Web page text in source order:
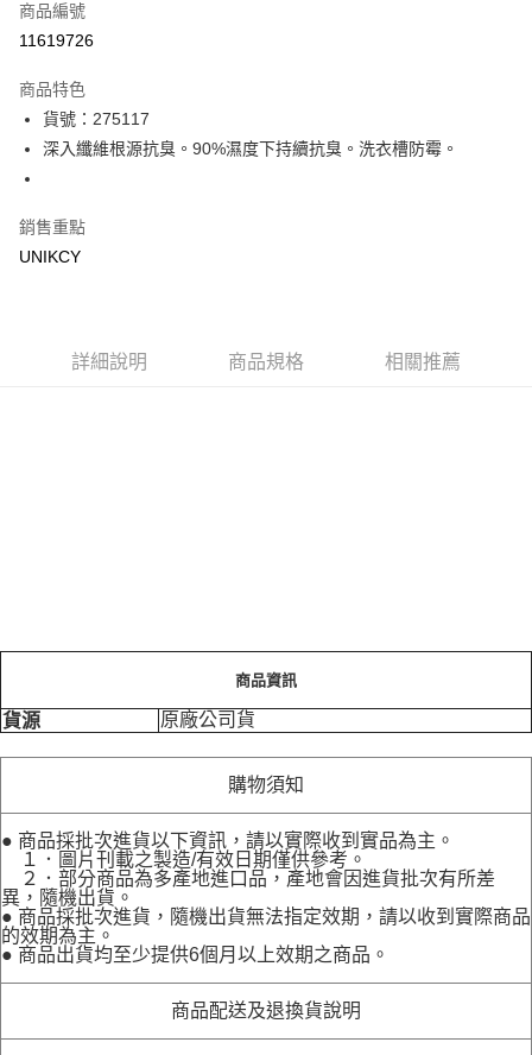
信用卡一次付款
Apple Pay
街口支付
每筆NT$100，滿NT$799(含以上)免運費
商品編號
11619726
商品特色
貨號：275117
深入纖維根源抗臭。90%濕度下持續抗臭。洗衣槽防霉。
銷售重點
UNIKCY
詳細說明 商品規格 相關推薦
商品資訊
貨源 原廠公司貨
購物須知
● 商品採批次進貨以下資訊，請以實際收到實品為主。
１．圖片刊載之製造/有效日期僅供參考。
２．部分商品為多產地進口品，產地會因進貨批次有所差
異，隨機出貨。
● 商品採批次進貨，隨機出貨無法指定效期，請以收到實際商品
的效期為主。
● 商品出貨均至少提供6個月以上效期之商品。
商品配送及退換貨說明